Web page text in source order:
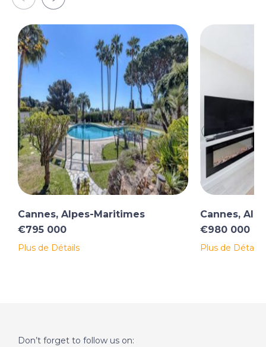
Cannes, Alpes-Maritimes
€795 000
Plus de Détails
Cannes,
€980 000
Plus de Détails
Don’t forget to follow us on: